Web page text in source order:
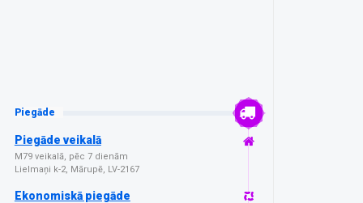
Piegāde
Piegāde veikalā
M79 veikalā, pēc 7 dienām
Lielmaņi k-2, Mārupē, LV-2167
Ekonomiskā piegāde